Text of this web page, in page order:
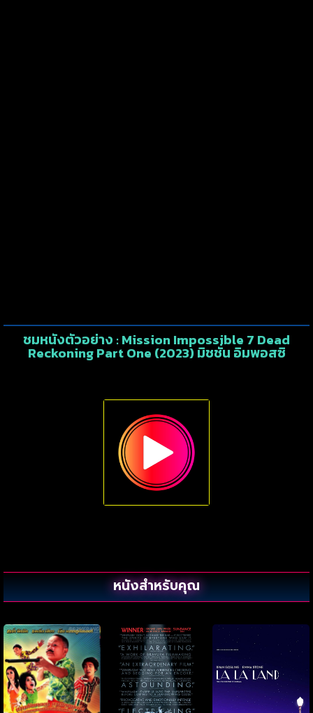
ชมหนังตัวอย่าง : Mission Impossible 7 Dead
Reckoning Part One (2023) มิชชั่น อิมพอสซิ
หนังสำหรับคุณ